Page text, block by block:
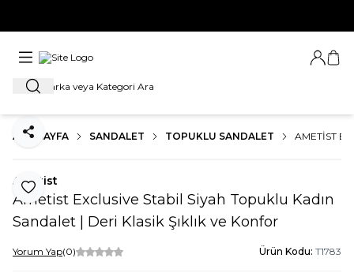
Ara
Giriş
ANA SAYFA SANDALET TOPUKLU SANDALET AMETIST
Favoriye Ekle
Paylaş
Ametist
Ametist Exclusive Stabil Siyah Topuklu Kadın
Sandalet | Deri Klasik Şıklık ve Konfor
Yorum Yap(0) Ürün Kodu: T1783